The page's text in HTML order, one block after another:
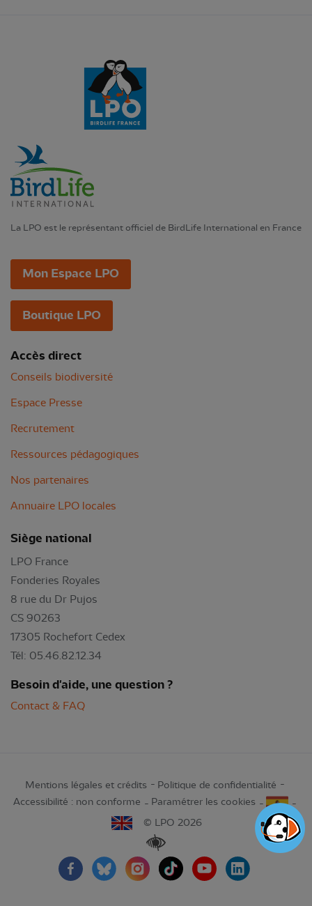
La LPO est le représentant officiel de BirdLife International en France
Mon Espace LPO
Boutique LPO
Accès direct
Conseils biodiversité
Espace Presse
Recrutement
Ressources pédagogiques
Nos partenaires
Annuaire LPO locales
Siège national
LPO France
Fonderies Royales
8 rue du Dr Pujos
CS 90263
17305 Rochefort Cedex
Tél: 05.46.82.12.34
Besoin d'aide, une question ?
Contact & FAQ
Mentions légales et crédits
Politique de confidentialité
Accessibilité : non conforme
Paramétrer les cookies
© LPO 2026
Renforcer les contrastes